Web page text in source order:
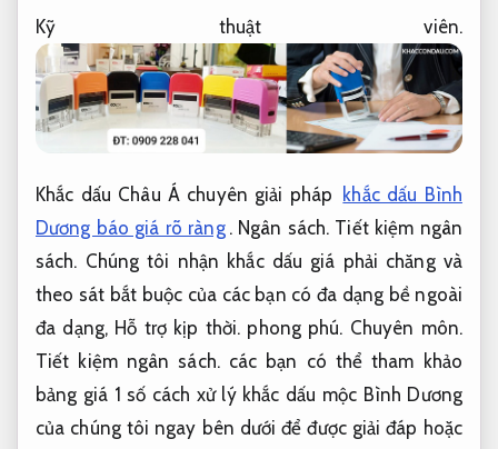
Kỹ thuật viên.
Khắc dấu Châu Á chuyên giải pháp khắc dấu Bình
Dương báo giá rõ ràng . Ngân sách. Tiết kiệm ngân
sách. Chúng tôi nhận khắc dấu giá phải chăng và
theo sát bắt buộc của các bạn có đa dạng bề ngoài
đa dạng, Hỗ trợ kịp thời. phong phú. Chuyên môn.
Tiết kiệm ngân sách.các bạn có thể tham khảo
bảng giá 1 số cách xử lý khắc dấu mộc Bình Dương
của chúng tôi ngay bên dưới để được giải đáp hoặc